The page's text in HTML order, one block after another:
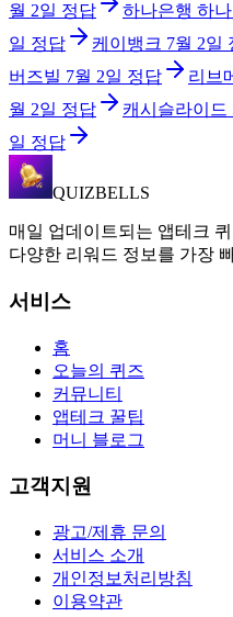
월 2일 정답 하나은행 하
일 정답 케이뱅크 7월 2일
버즈빌 7월 2일 정답 리브
월 2일 정답 캐시슬라이드
일 정답
QUIZBELLS
매일 업데이트되는 앱테크
다양한 리워드 정보를 가장
서비스
홈
오늘의 퀴즈
커뮤니티
앱테크 꿀팁
머니 블로그
고객지원
광고/제휴 문의
서비스 소개
개인정보처리방침
이용약관